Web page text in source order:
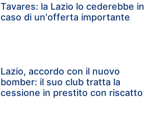
Tavares: la Lazio lo cederebbe in
caso di un'offerta importante
Lazio, accordo con il nuovo
bomber: il suo club tratta la
cessione in prestito con riscatto